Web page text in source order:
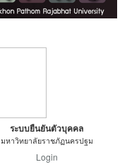
ระบบยืนยันตัวบุคคล
มหาวิทยาลัยราชภัฏนครปฐม
Login